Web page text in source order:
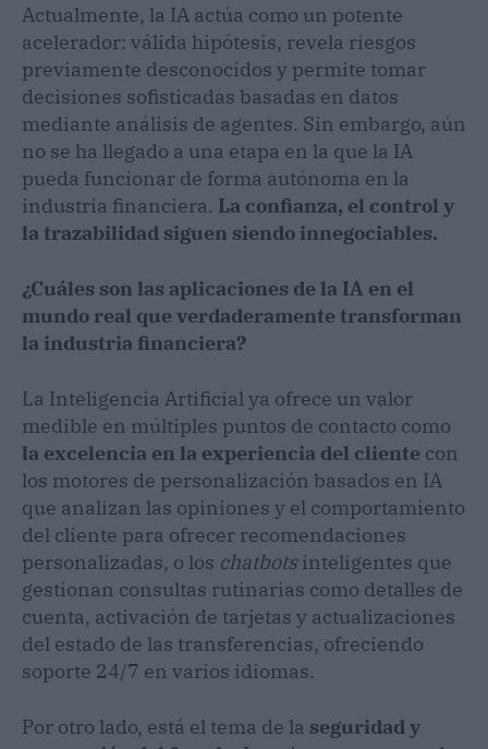
Actualmente, la IA actúa como un potente
acelerador: válida hipótesis, revela riesgos
previamente desconocidos y permite tomar
decisiones sofisticadas basadas en datos
mediante análisis de agentes. Sin embargo, aún
no se ha llegado a una etapa en la que la IA
pueda funcionar de forma autónoma en la
industria financiera. La confianza, el control y
la trazabilidad siguen siendo innegociables.
¿Cuáles son las aplicaciones de la IA en el
mundo real que verdaderamente transforman
la industria financiera?
La Inteligencia Artificial ya ofrece un valor
medible en múltiples puntos de contacto como
la excelencia en la experiencia del cliente con
los motores de personalización basados ​​en IA
que analizan las opiniones y el comportamiento
del cliente para ofrecer recomendaciones
personalizadas, o los chatbotsinteligentes que
gestionan consultas rutinarias como detalles de
cuenta, activación de tarjetas y actualizaciones
del estado de las transferencias, ofreciendo
soporte 24/7 en varios idiomas.
Por otro lado, está el tema de la seguridad y